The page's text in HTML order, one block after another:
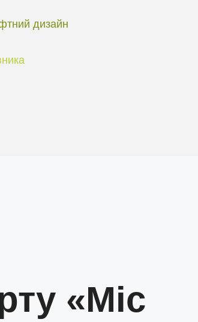
дизайн
«Міс